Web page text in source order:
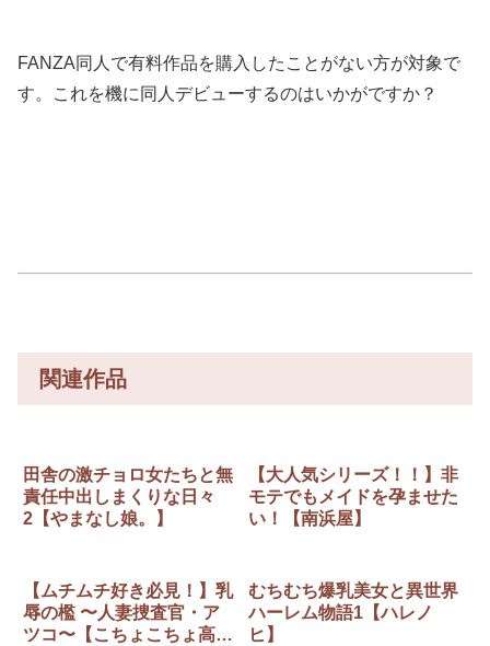
FANZA同人で有料作品を購入したことがない方が対象で
す。これを機に同人デビューするのはいかがですか？
関連作品
田舎の激チョロ女たちと無
責任中出しまくりな日々
2【やまなし娘。】
【大人気シリーズ！！】非
モテでもメイドを孕ませた
い！【南浜屋】
【ムチムチ好き必見！】乳
辱の檻 〜人妻捜査官・ア
ツコ〜【こちょこちょ高
むちむち爆乳美女と異世界
ハーレム物語1【ハレノ
ヒ】